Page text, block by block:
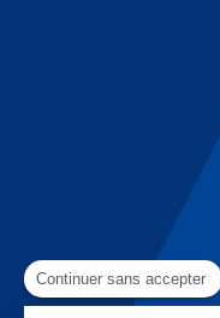
Continuer sans accepter